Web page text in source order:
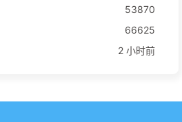
53870
66625
2 小时前